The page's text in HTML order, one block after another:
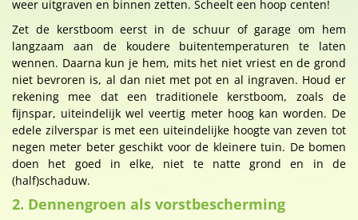
weer uitgraven en binnen zetten. Scheelt een hoop centen!
Zet de kerstboom eerst in de schuur of garage om hem
langzaam aan de koudere buitentemperaturen te laten
wennen. Daarna kun je hem, mits het niet vriest en de grond
niet bevroren is, al dan niet met pot en al ingraven. Houd er
rekening mee dat een traditionele kerstboom, zoals de
fijnspar, uiteindelijk wel veertig meter hoog kan worden. De
edele zilverspar is met een uiteindelijke hoogte van zeven tot
negen meter beter geschikt voor de kleinere tuin. De bomen
doen het goed in elke, niet te natte grond en in de
(half)schaduw.
2. Dennengroen als vorstbescherming